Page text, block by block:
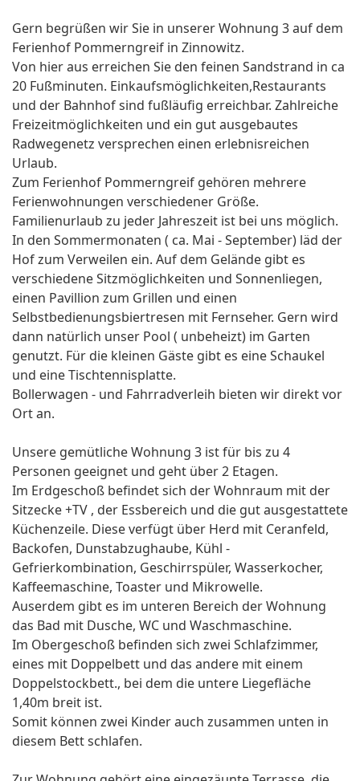
Gern begrüßen wir Sie in unserer Wohnung 3 auf dem
Ferienhof Pommerngreif in Zinnowitz.
Von hier aus erreichen Sie den feinen Sandstrand in ca
20 Fußminuten. Einkaufsmöglichkeiten,Restaurants
und der Bahnhof sind fußläufig erreichbar. Zahlreiche
Freizeitmöglichkeiten und ein gut ausgebautes
Radwegenetz versprechen einen erlebnisreichen
Urlaub.
Zum Ferienhof Pommerngreif gehören mehrere
Ferienwohnungen verschiedener Größe.
Familienurlaub zu jeder Jahreszeit ist bei uns möglich.
In den Sommermonaten ( ca. Mai - September) läd der
Hof zum Verweilen ein. Auf dem Gelände gibt es
verschiedene Sitzmöglichkeiten und Sonnenliegen,
einen Pavillion zum Grillen und einen
Selbstbedienungsbiertresen mit Fernseher. Gern wird
dann natürlich unser Pool ( unbeheizt) im Garten
genutzt. Für die kleinen Gäste gibt es eine Schaukel
und eine Tischtennisplatte.
Bollerwagen - und Fahrradverleih bieten wir direkt vor
Ort an.
Unsere gemütliche Wohnung 3 ist für bis zu 4
Personen geeignet und geht über 2 Etagen.
Im Erdgeschoß befindet sich der Wohnraum mit der
Sitzecke +TV , der Essbereich und die gut ausgestattete
Küchenzeile. Diese verfügt über Herd mit Ceranfeld,
Backofen, Dunstabzughaube, Kühl -
Gefrierkombination, Geschirrspüler, Wasserkocher,
Kaffeemaschine, Toaster und Mikrowelle.
Auserdem gibt es im unteren Bereich der Wohnung
das Bad mit Dusche, WC und Waschmaschine.
Im Obergeschoß befinden sich zwei Schlafzimmer,
eines mit Doppelbett und das andere mit einem
Doppelstockbett., bei dem die untere Liegefläche
1,40m breit ist.
Somit können zwei Kinder auch zusammen unten in
diesem Bett schlafen.